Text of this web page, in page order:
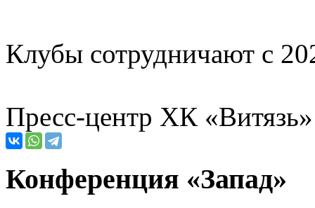
Клубы сотрудничают с
Пресс-центр ХК
Конференция «Запад»